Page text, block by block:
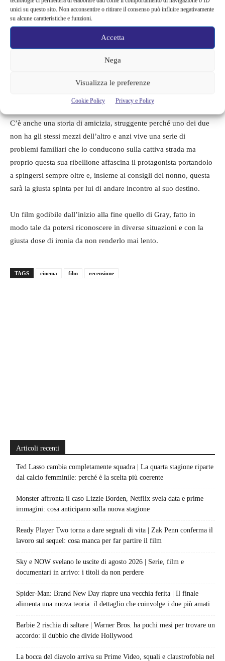
unici su questo sito. Non acconsentire o ritirare il consenso può influire negativamente
su alcune caratteristiche e funzioni.
Accetta
Nega
Visualizza le preferenze
Cookie Policy Privacy e Policy
Le scene nella scuola privata sono piuttosto surreali e senz’altro
metaforiche, la stessa presenza dei Trump è alquanto inquietante
anche se essi rappresentano il denaro fine a se stesso, qualcosa
che non interessa il protagonista.
dal romanzo di Cognetti una storia d’amicizia lunga una vita
C’è anche una storia di amicizia, struggente perché uno dei due
non ha gli stessi mezzi dell’altro e anzi vive una serie di
problemi familiari che lo conducono sulla cattiva strada ma
proprio questa sua ribellione affascina il protagonista portandolo
a spingersi sempre oltre e, insieme ai consigli del nonno, questa
sarà la giusta spinta per lui di andare incontro al suo destino.
Un film godibile dall’inizio alla fine quello di Gray, fatto in
modo tale da potersi riconoscere in diverse situazioni e con la
giusta dose di ironia da non renderlo mai lento.
TAGS cinema film recensione
Articoli recenti
Ted Lasso cambia completamente squadra | La quarta stagione riparte
dal calcio femminile: perché è la scelta più coerente
Monster affronta il caso Lizzie Borden, Netflix svela data e prime
immagini: cosa anticipano sulla nuova stagione
Ready Player Two torna a dare segnali di vita | Zak Penn conferma il
lavoro sul sequel: cosa manca per far partire il film
Sky e NOW svelano le uscite di agosto 2026 | Serie, film e
documentari in arrivo: i titoli da non perdere
Spider-Man: Brand New Day riapre una vecchia ferita | Il finale
alimenta una nuova teoria: il dettaglio che coinvolge i due più amati
Barbie 2 rischia di saltare | Warner Bros. ha pochi mesi per trovare un
accordo: il dubbio che divide Hollywood
La bocca del diavolo arriva su Prime Video, squali e claustrofobia nel